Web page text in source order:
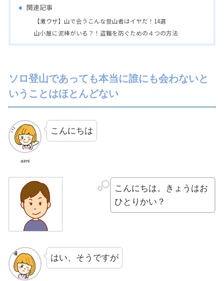
関連記事
【激ウザ】山で会うこんな登山者はイヤだ！14選
山小屋に泥棒がいる？！盗難を防ぐための４つの方法
ソロ登山であっても本当に誰にも会わないと
いうことはほとんどない
aimi
こんにちは
こんにちは。きょうはお
ひとりかい？
はい、そうですが